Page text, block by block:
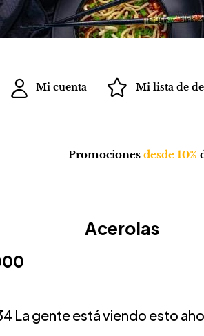
Mi cuenta Mi lista de
Promociones desde 10%
Acerolas
La gente está viendo esto